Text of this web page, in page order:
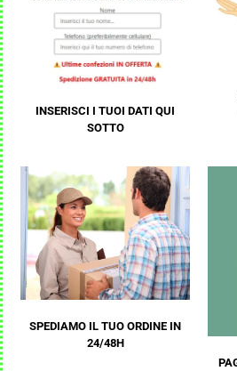
INSERISCI I TUOI DATI QUI
SOTTO
SPEDIAMO IL TUO ORDINE IN
24/48H